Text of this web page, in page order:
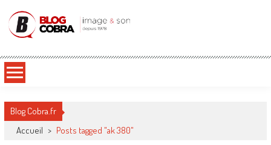
Blog Cobra
Blog Cobra.fr
Accueil > Posts tagged "ak 380"